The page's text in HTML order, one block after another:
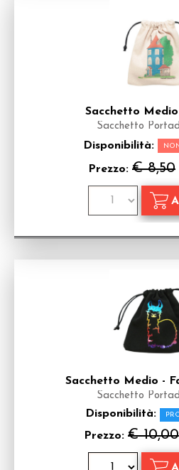
Sacchetto
Sacchetto
Disponibilità:
Prezzo: € 8,50
Sacchetto Medio -
Sacchetto
Disponibilità:
Prezzo: € 10,00